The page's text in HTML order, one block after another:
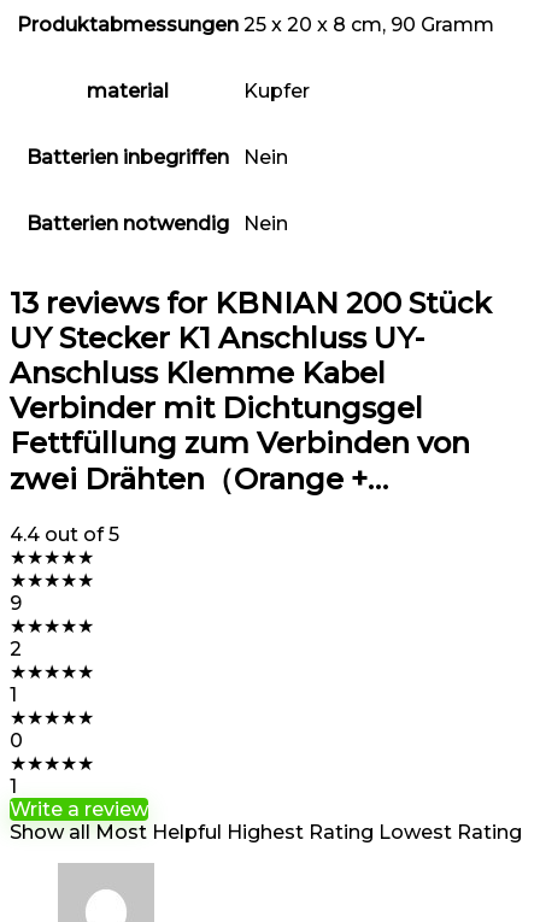
Produktabmessungen ‎25 x 20 x 8 cm, 90 Gramm
material Kupfer
Batterien inbegriffen ‎Nein
Batterien notwendig ‎Nein
13 reviews for KBNIAN 200 Stück
UY Stecker K1 Anschluss UY-
Anschluss Klemme Kabel
Verbinder mit Dichtungsgel
Fettfüllung zum Verbinden von
zwei Drähten（Orange +…
4.4 out of 5
★★★★★
★★★★★
9
★★★★★
2
★★★★★
1
★★★★★
0
★★★★★
1
Write a review
Show all Most Helpful Highest Rating Lowest Rating